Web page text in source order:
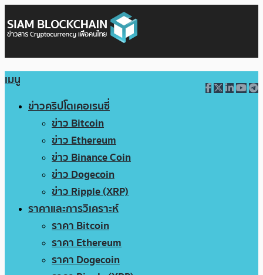
เมนู
ข่าวคริปโตเคอเรนซี่
ข่าว Bitcoin
ข่าว Ethereum
ข่าว Binance Coin
ข่าว Dogecoin
ข่าว Ripple (XRP)
ราคาและการวิเคราะห์
ราคา Bitcoin
ราคา Ethereum
ราคา Dogecoin